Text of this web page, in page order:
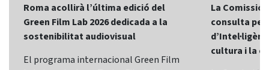
Roma acollirà l’última edició del
Green Film Lab 2026 dedicada a la
sostenibilitat audiovisual
El programa internacional Green Film
La Comissió
consulta
cultura i la